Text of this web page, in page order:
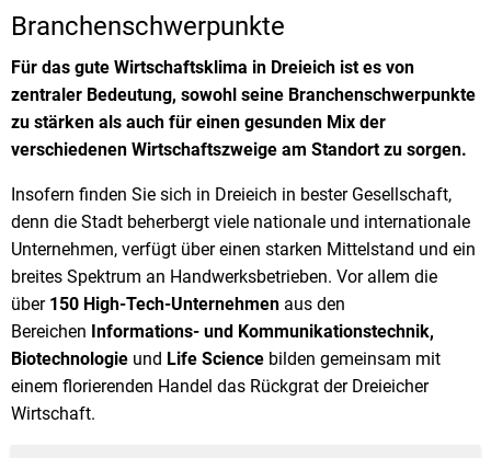
Stadtrecht
Wahlen
E-Mobilität
Fußverkehr
Radverkehr
Auto
Branchenschwerpunkte
Für das gute Wirtschaftsklima in Dreieich ist es von
zentraler Bedeutung, sowohl seine Branchenschwerpunkte
zu stärken als auch für einen gesunden Mix der
verschiedenen Wirtschaftszweige am Standort zu sorgen.
Insofern finden Sie sich in Dreieich in bester Gesellschaft,
denn die Stadt beherbergt viele nationale und internationale
Unternehmen, verfügt über einen starken Mittelstand und ein
breites Spektrum an Handwerksbetrieben. Vor allem die
über 150 High-Tech-Unternehmen aus den
Bereichen Informations- und Kommunikationstechnik,
Biotechnologie und Life Science bilden gemeinsam mit
einem florierenden Handel das Rückgrat der Dreieicher
Wirtschaft.